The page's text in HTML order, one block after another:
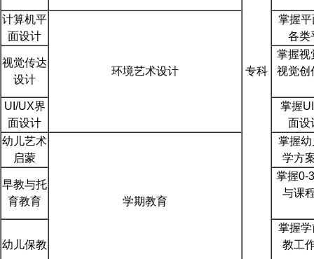
专科
计算机平
面设计
环境艺术设计
掌握
各类
视觉传达
设计
掌握视
视觉创
UI/UX界
面设计
掌握
面设
幼儿艺术
启蒙
学期教育
掌握
学方
早教与托
育教育
掌握0-
与课
幼儿保教
掌握
教工